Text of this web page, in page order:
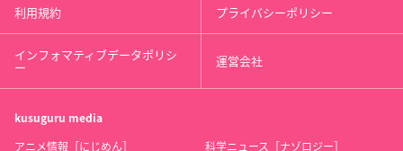
利用規約 プライバシーポリシー
インフォマティブデータポリシ
ー 運営会社
kusuguru media
アニメ情報［にじめん］ 科学ニュース［ナゾロジー］